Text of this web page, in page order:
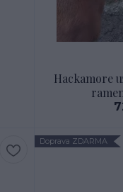
Hackamore
Doprava ZDARMA